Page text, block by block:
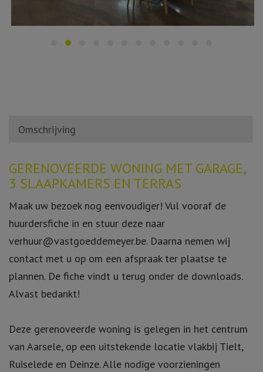
Omschrijving
Omschrijving
GERENOVEERDE WONING MET GARAGE,
3 SLAAPKAMERS EN TERRAS
Maak uw bezoek nog eenvoudiger! Vul vooraf de
huurdersfiche in en stuur deze naar
verhuur@vastgoeddemeyer.be. Daarna nemen wij
contact met u op om een afspraak ter plaatse te
plannen. De fiche vindt u terug onder de downloads.
Alvast bedankt!
Deze gerenoveerde woning is gelegen in het centrum
van Aarsele, op een uitstekende locatie vlakbij Tielt,
Ruiselede en Deinze. Alle nodige voorzieningen